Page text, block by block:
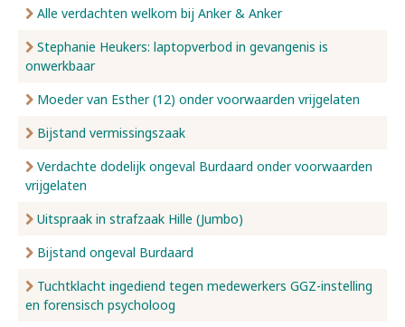
Alle verdachten welkom bij Anker & Anker
Stephanie Heukers: laptopverbod in gevangenis is
onwerkbaar
Moeder van Esther (12) onder voorwaarden vrijgelaten
Bijstand vermissingszaak
Verdachte dodelijk ongeval Burdaard onder voorwaarden
vrijgelaten
Uitspraak in strafzaak Hille (Jumbo)
Bijstand ongeval Burdaard
Tuchtklacht ingediend tegen medewerkers GGZ-instelling
en forensisch psycholoog